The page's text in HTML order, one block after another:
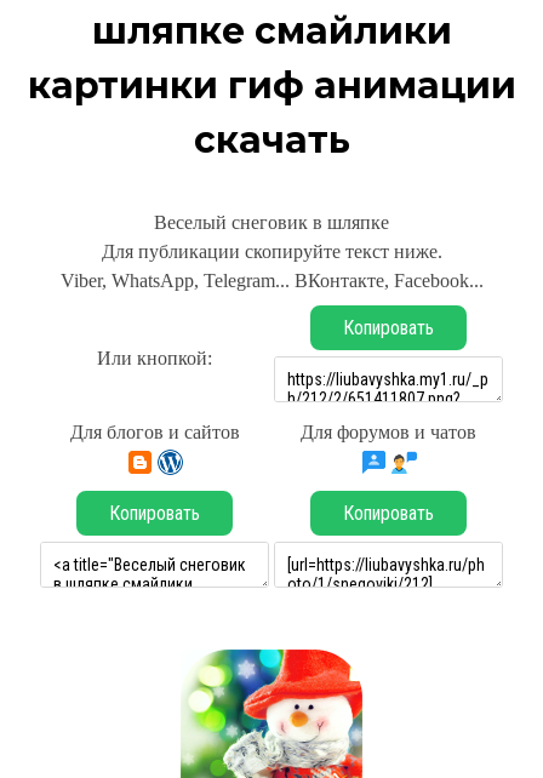
шляпке смайлики
картинки гиф анимации
скачать
Веселый снеговик в шляпке
Для публикации скопируйте текст ниже.
Viber, WhatsApp, Telegram... ВКонтакте, Facebook...
Или кнопкой:
Копировать
Для блогов и сайтов Для форумов и чатов
Копировать Копировать